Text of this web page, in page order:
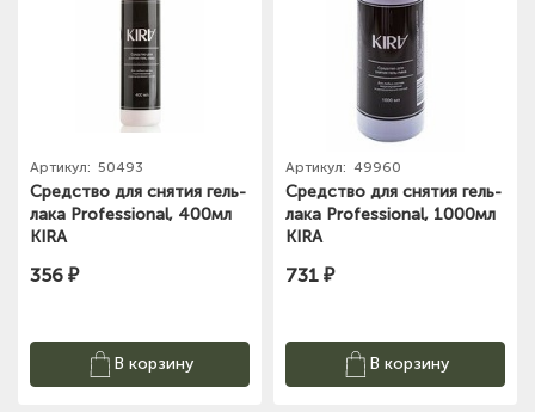
Артикул: 50493
Средство для снятия гель-
лака Professional, 400мл
KIRA
356 ₽
В корзину
Артикул: 49960
Средство для снятия гель-
лака Professional, 1000мл
KIRA
731 ₽
В корзину